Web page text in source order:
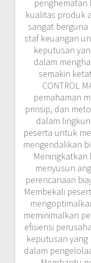
penghematan
kualitas produk
sangat berguna
staf keuangan
keputusan
dalam
semakin
CONTROL
pemahaman
prinsip, dan
dalam
peserta untuk
mengendalikan
Meningkatkan
menyusun
perencanaan
Membekali
meminimalkan
efisiensi
keputusan
dalam